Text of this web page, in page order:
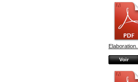
Elaboration...
Voir